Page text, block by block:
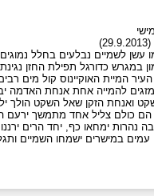
עשן לשמיים נבלעים בחלל נמוגים
במגרש כדורגל תפילת החזן נגינת
המיית האוקיינוס קול מים
להמייה אחת אנחת האדמה
ואנחת הזקן שאל השקט הולך
כולם צליל אחד מתמשך ירעם
נהרות ימחאו כף, יחד הרים ירננו
עמים במישרים ישמחו השמיים